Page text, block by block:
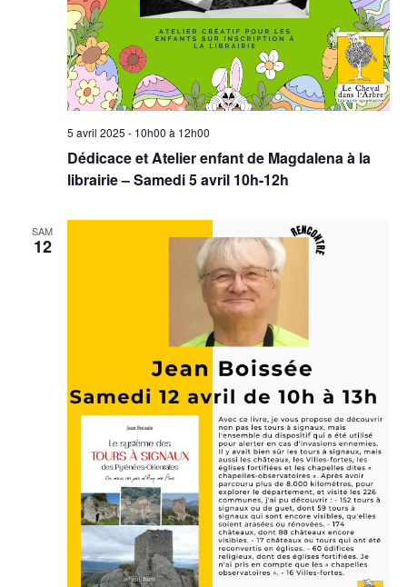
Dédicace et Atelier enfant de Magdalena à la
librairie – Samedi 5 avril 10h-12h
5 avril 2025 - 10h00 à 12h00
SAM
12